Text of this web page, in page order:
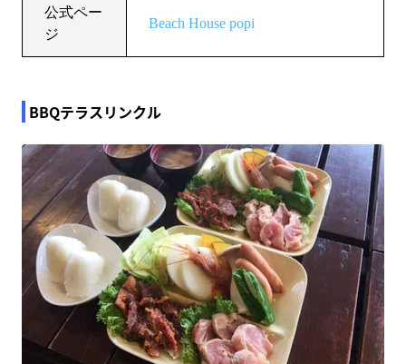
公式ペー
ジ
Beach House popi
BBQテラスリンクル